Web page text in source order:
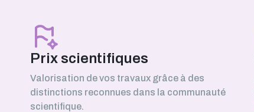
Prix scientifiques
Valorisation de vos travaux grâce à des
distinctions reconnues dans la communauté
scientifique.